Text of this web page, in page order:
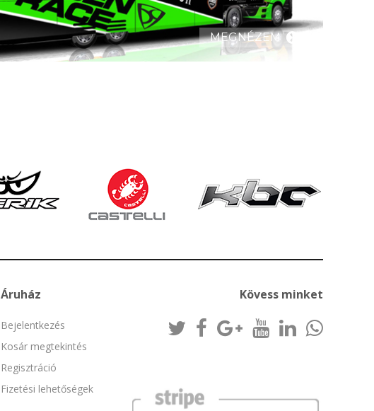
MEGNÉZEM
Áruház
Bejelentkezés
Kosár megtekintés
Regisztráció
Fizetési lehetőségek
Kövess minket